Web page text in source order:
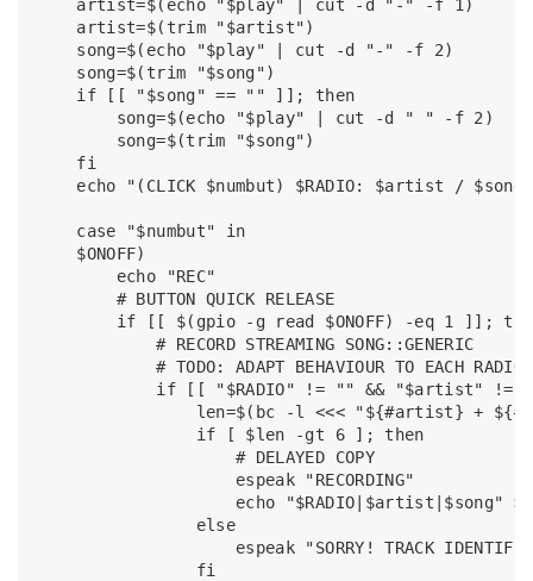
    artist=$(echo "$play" | cut -d "-" -f 1)
    artist=$(trim "$artist")
    song=$(echo "$play" | cut -d "-" -f 2)
    song=$(trim "$song")
    if [[ "$song" == "" ]]; then
        song=$(echo "$play" | cut -d " " -f 2)
        song=$(trim "$song")
    fi
    echo "(CLICK $numbut) $RADIO: $artist / $song"
    case "$numbut" in
    $ONOFF)
        echo "REC"
        # BUTTON QUICK RELEASE
if [[ $(gpio -g read $ONOFF) -eq 1 ]];
            # RECORD STREAMING SONG::GENERIC
# TODO: ADAPT BEHAVIOUR TO EACH RADIO
if [[ "$RADIO" != "" && "$artist" !=
len=$(bc -l <<< "${#artist} +
                if [ $len -gt 6 ]; then
                    # DELAYED COPY
                    espeak "RECORDING"
echo "$RADIO|$artist|$song"
                else
espeak "SORRY! TRACK
                fi